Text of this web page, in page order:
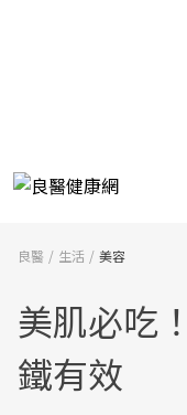
良醫 生活 美容
美肌必吃
鐵有效